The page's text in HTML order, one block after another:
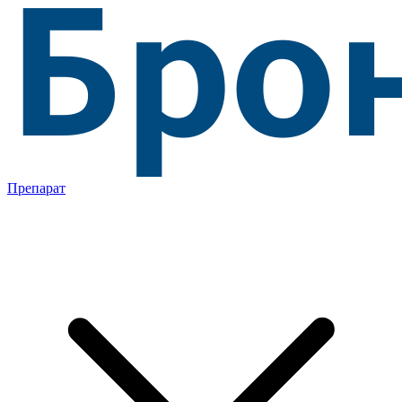
Препарат